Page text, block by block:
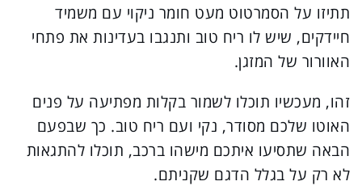
תתיזו על הסמרטוט מעט חומר ניקוי עם משמיד
חיידקים, שיש לו ריח טוב ותנגבו בעדינות את פתחי
האוורור של המזגן.
זהו, מעכשיו תוכלו לשמור בקלות מפתיעה על פנים
האוטו שלכם מסודר, נקי ועם ריח טוב. כך שבפעם
הבאה שתסיעו איתכם מישהו ברכב, תוכלו להתגאות
לא רק על בגלל הדגם שקניתם.